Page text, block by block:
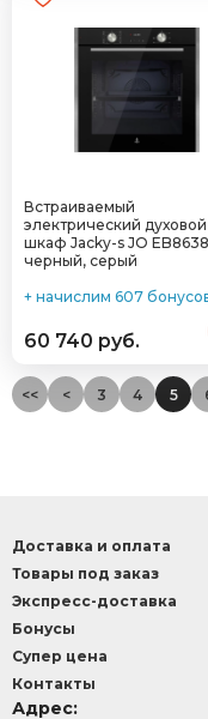
Встраиваемый
электрический духовой
шкаф Jacky-s JO EB8638
черный, серый
+ начислим 607
60 740 руб.
<< < 3 4 5
Доставка и оплата
Товары под заказ
Экспресс-доставка
Бонусы
Супер цена
Контакты
Адрес: